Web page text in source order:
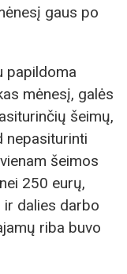
gaus po
papildoma
mėnesį, galės
šeimų,
nepasiturinti
šeimos
250 eurų,
ir dalies darbo
riba buvo